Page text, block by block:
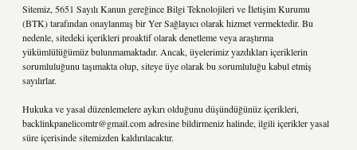
Sitemiz, 5651 Sayılı Kanun gereğince Bilgi Teknolojileri ve İletişim Kurumu
(BTK) tarafından onaylanmış bir Yer Sağlayıcı olarak hizmet vermektedir. Bu
nedenle, sitedeki içerikleri proaktif olarak denetleme veya araştırma
yükümlülüğümüz bulunmamaktadır. Ancak, üyelerimiz yazdıkları içeriklerin
sorumluluğunu taşımakta olup, siteye üye olarak bu sorumluluğu kabul etmiş
sayılırlar.
Hukuka ve yasal düzenlemelere aykırı olduğunu düşündüğünüz içerikleri,
backlinkpanelicomtr@gmail.comadresine bildirmeniz halinde, ilgili içerikler yasal
süre içerisinde sitemizden kaldırılacaktır.